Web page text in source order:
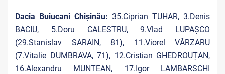
Dacia Buiucani Chișinău: 35.Ciprian TUHAR, 3.Denis
BACIU, 5.Doru CALESTRU, 9.Vlad LUPAȘCO
(29.Stanislav SARAIN, 81), 11.Viorel VĂRZARU
(7.Vitalie DUMBRAVA, 71), 12.Cristian GHEDROUȚAN,
16.Alexandru MUNTEAN, 17.Igor LAMBARSCHI